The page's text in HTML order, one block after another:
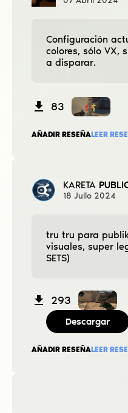
Configuración
colores, sólo VX,
a disparar.
83
AÑADIR RESEÑALEER
KARETA
18 Julio 2024
tru tru para
visuales, super
SETS)
293
Descargar
AÑADIR RESEÑALEER